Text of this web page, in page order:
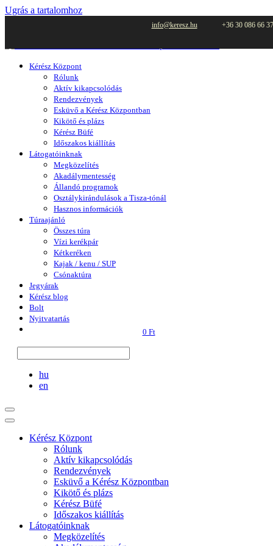
Ugrás a tartalomhoz
info@keresz.hu +36 30 086 66 37
Kérész Központ
Rólunk
Aktív kikapcsolódás
Rendezvények
Esküvő a Kérész Központban
Kikötő és plázs
Kérész Büfé
Időszakos kiállítás
Látogatóinknak
Megközelítés
Akadálymentesség
Állandó programok
Osztálykirándulások a Tisza-tónál
Hasznos információk
Túraajánló
Összes túra
Vízi kerékpár
Kétkeréken
Kajak / kenu / SUP
Csónaktúra
Jegyárak
Kérész blog
Bolt
Nyitvatartás
0 Ft
hu
en
Kérész Központ
Rólunk
Aktív kikapcsolódás
Rendezvények
Esküvő a Kérész Központban
Kikötő és plázs
Kérész Büfé
Időszakos kiállítás
Látogatóinknak
Megközelítés